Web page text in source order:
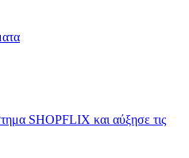
SHOPFLIX και αύξησε τις